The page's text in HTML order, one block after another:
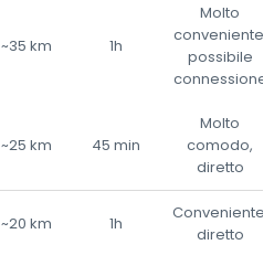
~35 km 1h
Molto
conveniente,
possibile
connessione
~25 km 45 min
Molto
comodo,
diretto
~20 km 1h
Conveniente,
diretto